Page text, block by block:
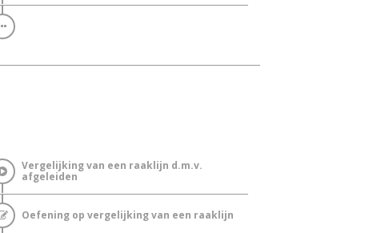
Vergelijking van een raaklijn d.m.v.
afgeleiden
Oefening op vergelijking van een raaklijn